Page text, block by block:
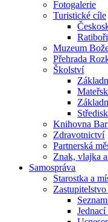
Fotogalerie
Turistické cíle
Muzeum
Přehrada
Školství
Knihovna
Zdravotnictví
Partnerská
Znak, vlajka
Samospráva
Starostka a
Zastupitelstvo